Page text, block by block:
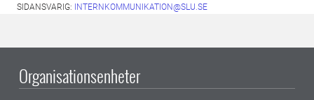
SIDANSVARIG: INTERNKOMMUNIKATION@SLU.SE
Organisationsenheter